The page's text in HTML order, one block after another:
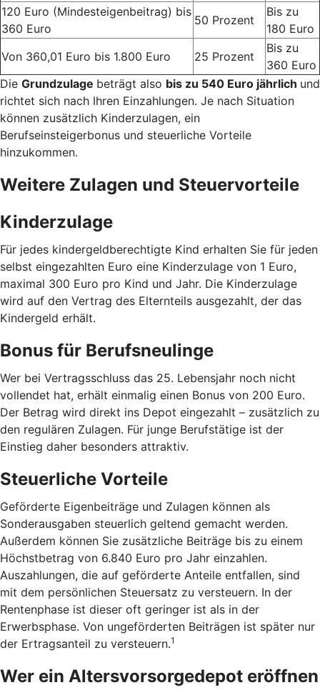
120 Euro (Mindesteigenbeitrag) bis
360 Euro
50 Prozent
Bis zu
180 Euro
Von 360,01 Euro bis 1.800 Euro
25 Prozent
Bis zu
360 Euro
Die Grundzulage beträgt also bis zu 540 Euro jährlich und
richtet sich nach Ihren Einzahlungen. Je nach Situation
können zusätzlich Kinderzulagen, ein
Berufseinsteigerbonus und steuerliche Vorteile
hinzukommen.
Weitere Zulagen und Steuervorteile
Kinderzulage
Für jedes kindergeldberechtigte Kind erhalten Sie für jeden
selbst eingezahlten Euro eine Kinderzulage von 1 Euro,
maximal 300 Euro pro Kind und Jahr. Die Kinderzulage
wird auf den Vertrag des Elternteils ausgezahlt, der das
Kindergeld erhält.
Bonus für Berufsneulinge
Wer bei Vertragsschluss das 25. Lebensjahr noch nicht
vollendet hat, erhält einmalig einen Bonus von 200 Euro.
Der Betrag wird direkt ins Depot eingezahlt – zusätzlich zu
den regulären Zulagen. Für junge Berufstätige ist der
Einstieg daher besonders attraktiv.
Steuerliche Vorteile
Geförderte Eigenbeiträge und Zulagen können als
Sonderausgaben steuerlich geltend gemacht werden.
Außerdem können Sie zusätzliche Beiträge bis zu einem
Höchstbetrag von 6.840 Euro pro Jahr einzahlen.
Auszahlungen, die auf geförderte Anteile entfallen, sind
mit dem persönlichen Steuersatz zu versteuern. In der
Rentenphase ist dieser oft geringer ist als in der
Erwerbsphase. Von ungeförderten Beiträgen ist später nur
der Ertragsanteil zu versteuern.1
Wer ein Altersvorsorgedepot eröffnen